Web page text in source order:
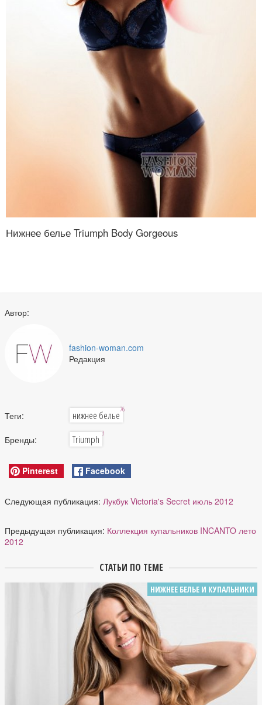
Нижнее белье Triumph Body Gorgeous
Автор:
fashion-woman.com
Редакция
Теги: нижнее белье76
Бренды: Triumph 3
Pinterest Facebook
Следующая публикация: Лукбук Victoria's Secret июль 2012
Предыдущая публикация: Коллекция купальников INCANTO лето
2012
СТАТЬИ ПО ТЕМЕ
НИЖНЕЕ БЕЛЬЕ И КУПАЛЬНИКИ